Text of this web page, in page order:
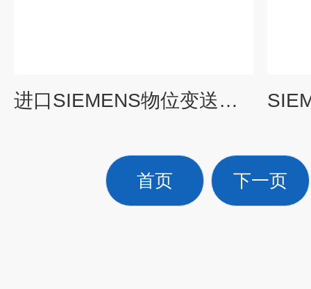
进口SIEMENS物位变送器7ML5427-0BF00-0AA1
首页 下一页